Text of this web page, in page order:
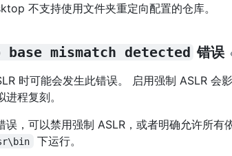
不支持使用文件夹重定向配置的仓库。
base mismatch detected 错误
时可能会发生此错误。 启用强制 ASLR
程复刻。
误，可以禁用强制 ASLR，或者明确允许所有
下运行。